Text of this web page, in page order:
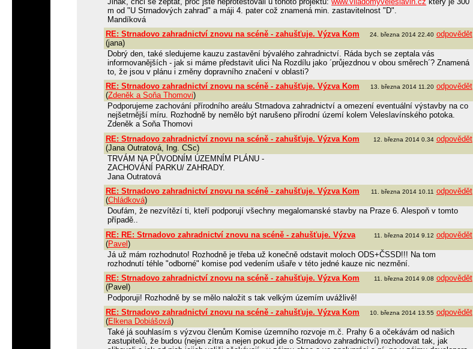
m od "U Strnadových zahrad" a máji 4. pater což znamená min. zastavitelnost "D".
Mandíková
24. března 2014 22.40 odpovědět
RE: Strnadovo zahradnictví znovu na scéně - zahušťuje. Výzva Kom
(jana)
Dobrý den, také sledujeme kauzu zastavění bývalého zahradnictví. Ráda bych se zeptala vás
informovanějších - jak si máme představit ulici Na Rozdílu jako ´průjezdnou v obou směrech´? Znamená
to, že jsou v plánu i změny dopravního značení v oblasti?
13. března 2014 11.20 odpovědět
RE: Strnadovo zahradnictví znovu na scéně - zahušťuje. Výzva Kom
(Zdeněk a Soňa Thomovi)
Podporujeme zachování přírodního areálu Strnadova zahradnictví a omezení eventuální výstavby na co
nejšetrnější míru. Rozhodně by nemělo být narušeno přírodní území kolem Veleslavínského potoka.
Zdeněk a Soňa Thomovi
12. března 2014 0.34 odpovědět
RE: Strnadovo zahradnictví znovu na scéně - zahušťuje. Výzva Kom
(Jana Outratová, Ing. CSc)
TRVÁM NA PŮVODNÍM ÚZEMNÍM PLÁNU -
ZACHOVÁNÍ PARKU/ ZAHRADY.
Jana Outratová
11. března 2014 10.11 odpovědět
RE: Strnadovo zahradnictví znovu na scéně - zahušťuje. Výzva Kom
(Chládková)
Doufám, že nezvítězí ti, kteří podporují všechny megalomanské stavby na Praze 6. Alespoň v tomto
případě..
11. března 2014 9.12 odpovědět
RE: RE: Strnadovo zahradnictví znovu na scéně - zahušťuje. Výzva
(Pavel)
Já už mám rozhodnuto! Rozhodně je třeba už konečně odstavit moloch ODS+ČSSD!!! Na tom
rozhodnutí téhle "odborné" komise pod vedením ušaře v této jedné kauze nic nezmění.
11. března 2014 9.08 odpovědět
RE: Strnadovo zahradnictví znovu na scéně - zahušťuje. Výzva Kom
(Pavel)
Podporuji! Rozhodně by se mělo naložit s tak velkým územím uvážlivě!
10. března 2014 13.55 odpovědět
RE: Strnadovo zahradnictví znovu na scéně - zahušťuje. Výzva Kom
(Elkena Dobiášová)
Také já souhlasím s výzvou členům Komise územního rozvoje m.č. Prahy 6 a očekávám od našich
zastupitelů, že budou (nejen zítra a nejen pokud jde o Strnadovo zahradnictví) rozhodovat tak, jak